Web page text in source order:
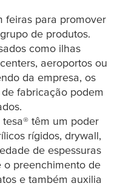
feiras para promover
de produtos.
​​como ilhas
aeroportos ou
da empresa, os
fabricação podem
tesa® têm um poder
rígidos, drywall,
de espessuras
o preenchimento de
e também auxilia